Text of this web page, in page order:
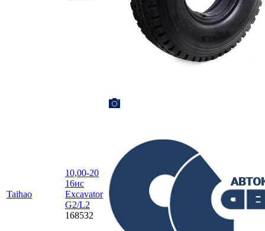
Taihao
10,00-20
16нс
Excavator
G2/L2
168532